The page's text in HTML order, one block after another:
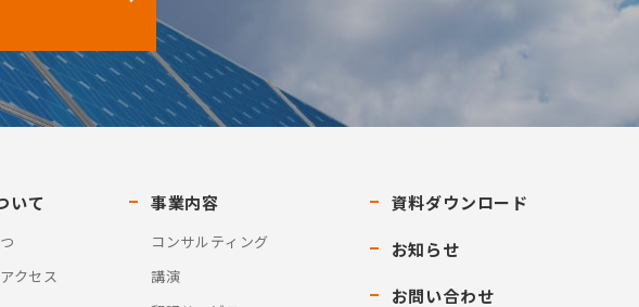
いて
クセス
事業内容
コンサルティング
講演
資料ダウンロード
お知らせ
お問い合わせ